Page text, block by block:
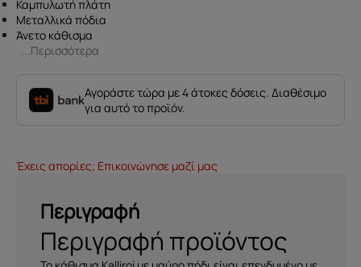
Καμπυλωτή πλάτη
Μεταλλικά πόδια
Άνετο κάθισμα
...Περισσότερα
Αγοράστε τώρα με 4 άτοκες δόσεις. Διαθέσιμο
για αυτό το προϊόν.
Έχεις απορίες; Επικοινώνησε μαζί μας
Περιγραφή
Περιγραφή προϊόντος